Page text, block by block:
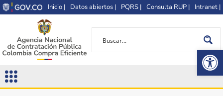
Inicio | Datos abiertos | PQRS | Consulta RUP | Intranet |